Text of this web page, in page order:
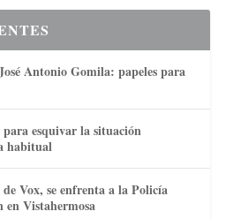
Antonio Gomila: papeles para
esquivar la situación
habitual
Vox, se enfrenta a la Policía
Vistahermosa